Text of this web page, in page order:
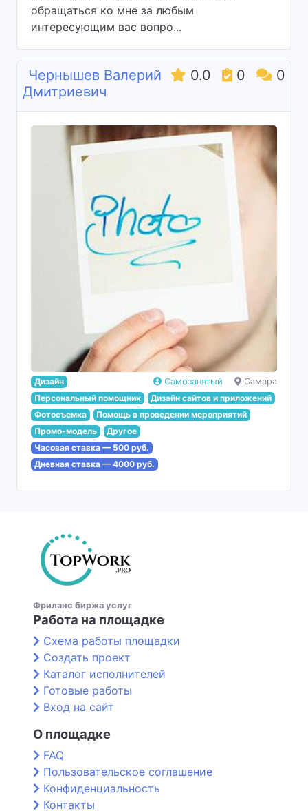
обращаться ко мне за любым
интересующим вас вопро...
0.0 0 0
Чернышев Валерий
Дмитриевич
Самозанятый Самара
Дизайн
Персональный помощник
Дизайн сайтов и приложений
Фотосъемка
Помощь в проведении мероприятий
Промо-модель
Другое
Часовая ставка — 500 руб.
Дневная ставка — 4000 руб.
Фриланс биржа услуг
Работа на площадке
Схема работы площадки
Создать проект
Каталог исполнителей
Готовые работы
Вход на сайт
О площадке
FAQ
Пользовательское соглашение
Конфиденциальность
Контакты